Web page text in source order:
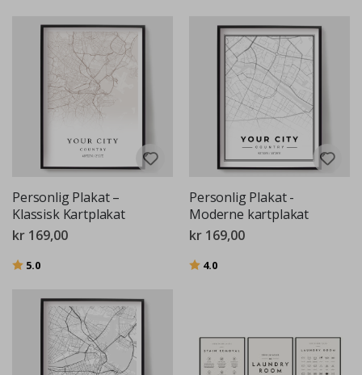
Personlig Plakat –
Klassisk Kartplakat
kr 169,00
Karakter:
5.0
Personlig Plakat -
Moderne kartplakat
kr 169,00
Karakter:
4.0